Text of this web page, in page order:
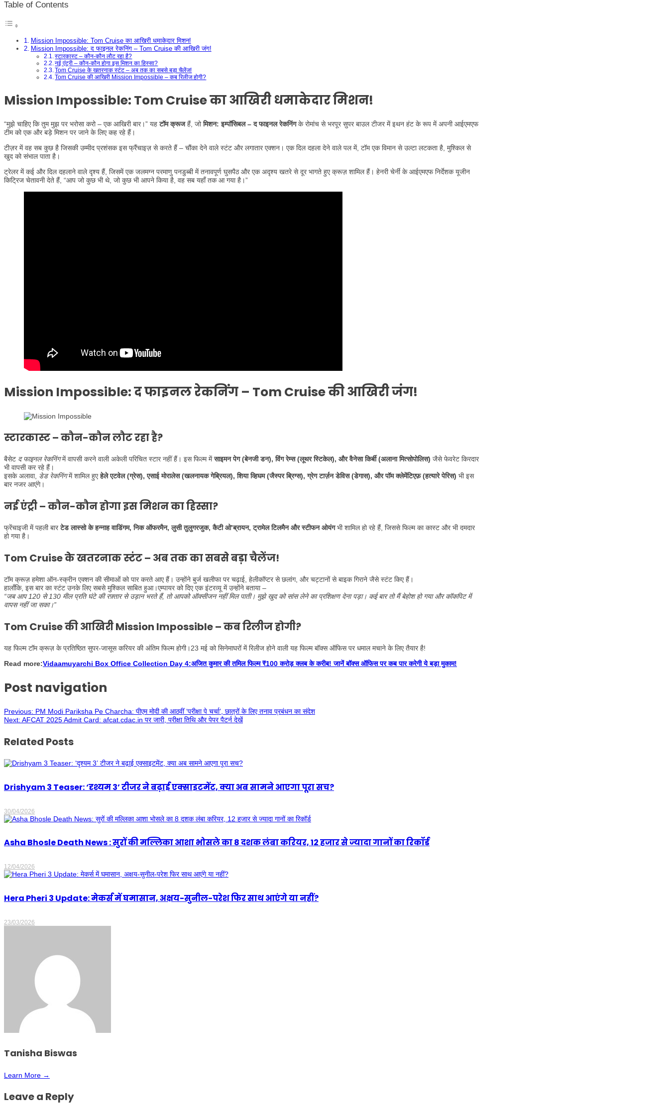
Table of Contents
Mission Impossible: Tom Cruise का आखिरी धमाकेदार मिशन!
Mission Impossible: द फाइनल रेकनिंग – Tom Cruise की आखिरी जंग!
स्टारकास्ट – कौन-कौन लौट रहा है?
नई एंट्री – कौन-कौन होगा इस मिशन का हिस्सा?
Tom Cruise के खतरनाक स्टंट – अब तक का सबसे बड़ा चैलेंज!
Tom Cruise की आखिरी Mission Impossible – कब रिलीज होगी?
Mission Impossible: Tom Cruise का आखिरी धमाकेदार मिशन!
“मुझे चाहिए कि तुम मुझ पर भरोसा करो – एक आखिरी बार।” यहटॉम क्रूजहैं, जोमिशन: इम्पॉसिबल – द फाइनल रेकनिंगके रोमांच से भरपूर सुपर बाउल टीजर में इथन हंट के रूप में अपनी आईएमएफ
टीम को एक और बड़े मिशन पर जाने के लिए कह रहे हैं।
टीज़र में वह सब कुछ है जिसकी उम्मीद प्रशंसक इस फ्रैंचाइज़ से करते हैं – चौंका देने वाले स्टंट और लगातार एक्शन। एक दिल दहला देने वाले पल में, टॉम एक विमान से उल्टा लटकता है, मुश्किल से
खुद को संभाल पाता है।
ट्रेलर में कई और दिल दहलाने वाले दृश्य हैं, जिसमें एक जलमग्न परमाणु पनडुब्बी में तनावपूर्ण घुसपैठ और एक अदृश्य खतरे से दूर भागते हुए क्रूज़ शामिल हैं। हेनरी चेर्नी के आईएमएफ निर्देशक यूजीन
किट्रिज चेतावनी देते हैं, “आप जो कुछ भी थे, जो कुछ भी आपने किया है, वह सब यहाँ तक आ गया है।”
Mission Impossible: द फाइनल रेकनिंग – Tom Cruise की आखिरी जंग!
स्टारकास्ट – कौन-कौन लौट रहा है?
बैसेट द फाइनल रेकनिंगमें वापसी करने वाली अकेली परिचित स्टार नहीं हैं। इस फिल्म मेंसाइमन पेग (बेनजी डन), विंग रेम्स (लूथर स्टिकेल), और वैनेसा किर्बी (अलाना मित्सोपोलिस) जैसे फेवरेट किरदार
भी वापसी कर रहे हैं।
इसके अलावा, डेड रेकनिंगमें शामिल हुएहेले एटवेल (ग्रेस), एसाई मोरालेस (खलनायक गेब्रियल), शिया व्हिघम (जैस्पर ब्रिग्स), ग्रेग टार्ज़न डेविस (डेगास), और पॉम क्लेमेंटिएफ़ (हत्यारे पेरिस) भी इस
बार नजर आएंगे।
नई एंट्री – कौन-कौन होगा इस मिशन का हिस्सा?
फ्रेंचाइजी में पहली बारटेड लास्सो के हन्नाह वाडिंगम, निक ऑफरमैन, लुसी तुलुगरजुक, कैटी ओ’ब्रायन, ट्रामेल टिलमैन और स्टीफन ओयंगभी शामिल हो रहे हैं, जिससे फिल्म का कास्ट और भी दमदार
हो गया है।
Tom Cruise के खतरनाक स्टंट – अब तक का सबसे बड़ा चैलेंज!
टॉम क्रूज़ हमेशा ऑन-स्क्रीन एक्शन की सीमाओं को पार करते आए हैं। उन्होंने बुर्ज खलीफा पर चढ़ाई, हेलीकॉप्टर से छलांग, और चट्टानों से बाइक गिराने जैसे स्टंट किए हैं।
हालाँकि, इस बार का स्टंट उनके लिए सबसे मुश्किल साबित हुआ।एम्पायर को दिए एक इंटरव्यू में उन्होंने बताया –
“जब आप 120 से 130 मील प्रति घंटे की रफ़्तार से उड़ान भरते हैं, तो आपको ऑक्सीजन नहीं मिल पाती। मुझे खुद को सांस लेने का प्रशिक्षण देना पड़ा। कई बार तो मैं बेहोश हो गया और कॉकपिट में
वापस नहीं जा सका।”
Tom Cruise की आखिरी Mission Impossible – कब रिलीज होगी?
यह फिल्म टॉम क्रूज़ के प्रतिष्ठित सुपर-जासूस करियर की अंतिम फिल्म होगी।23 मई को सिनेमाघरों में रिलीज होने वाली यह फिल्म बॉक्स ऑफिस पर धमाल मचाने के लिए तैयार है!
Read more:Vidaamuyarchi Box Office Collection Day 4:अजित कुमार की तमिल फिल्म ₹100 करोड़ क्लब के करीब! जानें बॉक्स ऑफिस पर कब पार करेगी ये बड़ा मुकाम!
Post navigation
Previous: PM Modi Pariksha Pe Charcha: पीएम मोदी की आठवीं ‘परीक्षा पे चर्चा’, छात्रों के लिए तनाव प्रबंधन का संदेश
Next: AFCAT 2025 Admit Card: afcat.cdac.in पर जारी, परीक्षा तिथि और पेपर पैटर्न देखें
Related Posts
Drishyam 3 Teaser: ‘दृश्यम 3’ टीजर ने बढ़ाई एक्साइटमेंट, क्या अब सामने आएगा पूरा सच?
30/04/2026
Asha Bhosle Death News : सुरों की मल्लिका आशा भोसले का 8 दशक लंबा करियर, 12 हजार से ज्यादा गानों का रिकॉर्ड
12/04/2026
Hera Pheri 3 Update: मेकर्स में घमासान, अक्षय-सुनील-परेश फिर साथ आएंगे या नहीं?
23/03/2026
Tanisha Biswas
Learn More →
Leave a Reply